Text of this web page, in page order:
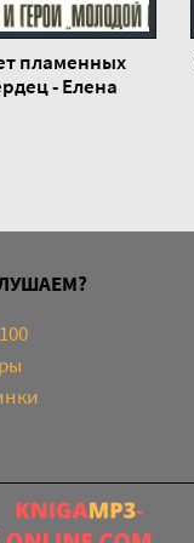
пламенных
- Елена